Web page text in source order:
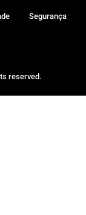
reserved.
Segurança